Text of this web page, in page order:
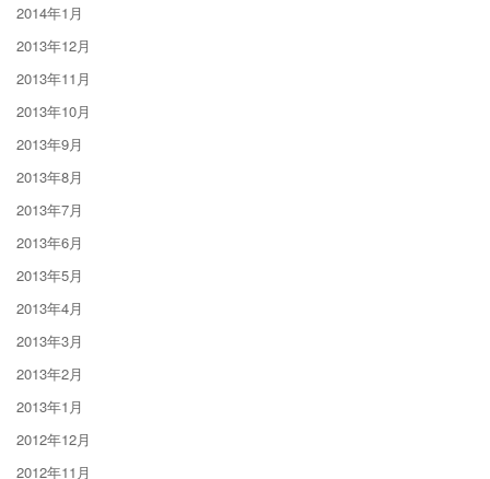
2014年1月
2013年12月
2013年11月
2013年10月
2013年9月
2013年8月
2013年7月
2013年6月
2013年5月
2013年4月
2013年3月
2013年2月
2013年1月
2012年12月
2012年11月